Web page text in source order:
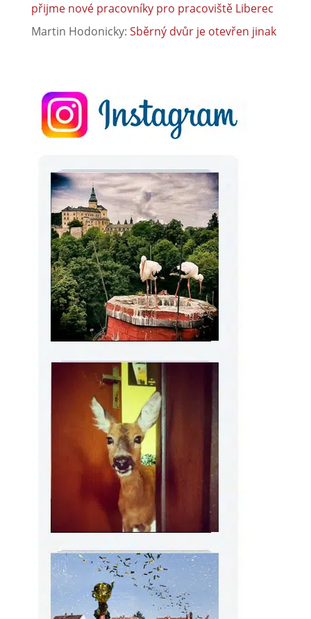
přijme nové pracovníky pro pracoviště Liberec
Martin Hodonicky: Sběrný dvůr je otevřen jinak